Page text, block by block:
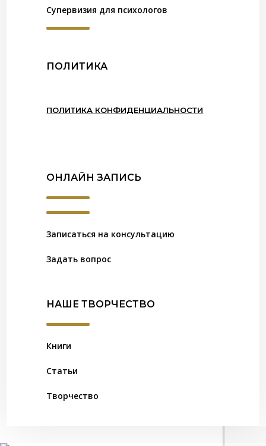
Супервизия для психологов
ПОЛИТИКА
ПОЛИТИКА КОНФИДЕНЦИАЛЬНОСТИ
ОНЛАЙН ЗАПИСЬ
Записаться на консультацию
Задать вопрос
НАШЕ ТВОРЧЕСТВО
Книги
Статьи
Творчество